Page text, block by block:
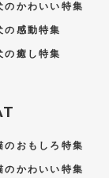
のかわいい特集
の感動特集
の癒し特集
のおもしろ特集
のかわいい特集